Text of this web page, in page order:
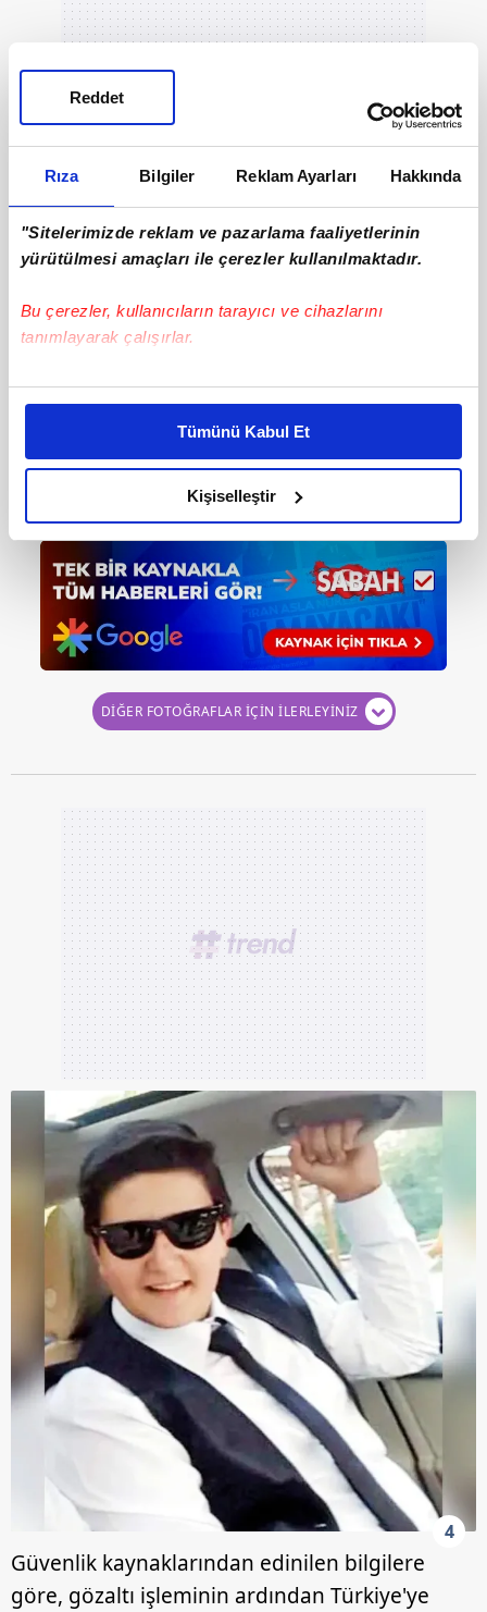
Rıza Bilgiler Reklam Ayarları Hakkında
"Sitelerimizde reklam ve pazarlama faaliyetlerinin
yürütülmesi amaçları ile çerezler kullanılmaktadır.
Bu çerezler, kullanıcıların tarayıcı ve cihazlarını
tanımlayarak çalışırlar.
Bu çerezlere izin vermeniz halinde sizlere özel
daha iyi reklam deneyimi yaşatabiliriz. Bunu yaparken
amacımızın size daha iyi bir reklam deneyimi sunmak
olduğunu ve sizlere en iyi içerikleri sunabilmek adına
elimizden gelen çabayı gösterdiğimizi ve bu noktada,
reklamların maliyetlerimizi karşılamak noktasında tek gelir
kalemimiz olduğunu sizlere hatırlatmak isteriz.
Her halükârda, kullanıcılar, bu çerezlere izin vermedikleri
takdirde, kullanıcılara hedefli reklamlar
gösterilmeyecektir."
Sizlere daha iyi bir hizmet sunabilmek için İnternet
kullanılmaktadır. Bu çerezler vasıtasıyla çeşitli kişisel
verileriniz işlenmekte olup gerekli olan çerezler bilgi
toplumu hizmetlerinin sunulması amacıyla
kullanılmaktadır. Diğer çerezler, sitemizin daha işlevsel
kılınması ve kişiselleştirilmesi ve sizlere yönelik
reklam/pazarlama faaliyetlerinin yapılması, amaçlarıyla
sınırlı olarak açık rızanız dahilinde kullanılacaktır.
Çerezlere ilişkin tercihlerinizi aşağıda yer alan panel
vasıtasıyla belirleyebilirsiniz. Çerezlere ilişkin detaylı bilgi
için Ayarlar butonuna tıklayabilir,Çerez Bilgilendirme
Metnimizi ziyaret edebilirsiniz.
6698 sayılı Kişisel Verilerin Korunması Kanunu uyarınca
hazırlanmış Aydınlatma Metnimizi okumak ve sitemizde
ilgili mevzuata uygun olarak kullanılan çerezlerle ilgili bilgi
almak için lütfen
tıklayınız.
Tümünü Kabul Et
Kişiselleştir
Reddet
3
Uzun süredir firari durumda bulunan Altaş'ın,
çalışmalar sonucunda ABD'de tespit edildiği
belirtildi.
DİĞER FOTOĞRAFLAR İÇİN İLERLEYİNİZ
4
Güvenlik kaynaklarından edinilen bilgilere
göre, gözaltı işleminin ardından Türkiye'ye